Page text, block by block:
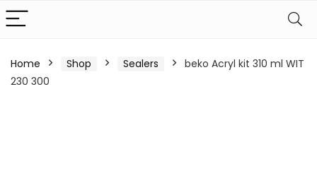
Home Shop Sealers
beko Acryl kit 310 ml WIT
230 300